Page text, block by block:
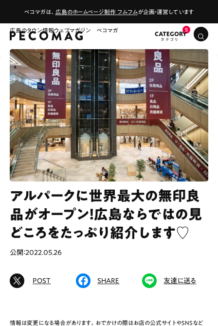
ペコマガは、 広島のホームページ制作 フムフムが企画・運営しています
広島のタウン情報ウェブマガジン ペコマガ
CATEGORY
# ファミリーにおすすめ # 女子旅におすすめ
アルパークに世界最大の無印良
品がオープン！広島ならではの見
どころをたっぷり紹介します♡
公開：2022.05.26
POST SHARE 友達に送る
情報は変更になる場合があります。おでかけの際はお店の公式サイトやSNSなど